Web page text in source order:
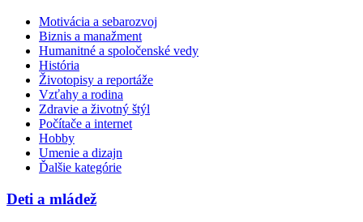
Motivácia a sebarozvoj
Biznis a manažment
Humanitné a spoločenské vedy
História
Životopisy a reportáže
Vzťahy a rodina
Zdravie a životný štýl
Počítače a internet
Hobby
Umenie a dizajn
Ďalšie kategórie
Deti a mládež